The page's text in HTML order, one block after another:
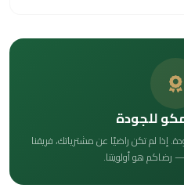
للجودة
إذا لم تكن راضيًا عن مشترياتك، فريقنا
هو أولويتنا.